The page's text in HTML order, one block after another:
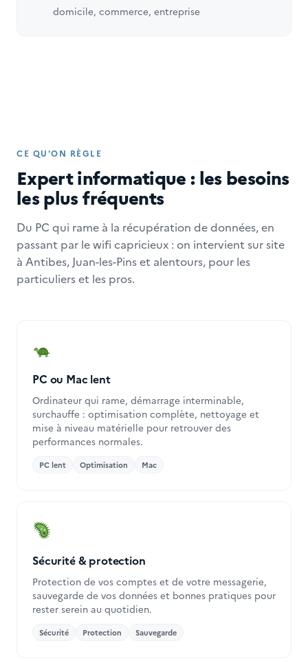
domicile, commerce, entreprise
CE QU'ON RÈGLE
Expert informatique : les besoins
les plus fréquents
Du PC qui rame à la récupération de données, en
passant par le wifi capricieux : on intervient sur site
à Antibes, Juan-les-Pins et alentours, pour les
particuliers et les pros.
PC ou Mac lent
Ordinateur qui rame, démarrage interminable,
surchauffe : optimisation complète, nettoyage et
mise à niveau matérielle pour retrouver des
performances normales.
PC lent Optimisation Mac
Sécurité & protection
Protection de vos comptes et de votre messagerie,
sauvegarde de vos données et bonnes pratiques pour
rester serein au quotidien.
Sécurité Protection Sauvegarde